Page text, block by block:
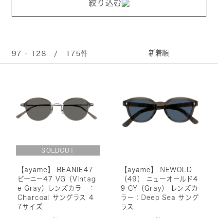
絞り込む
97 - 128 / 175件
【ayame】 BEANIE47
ビーニー47 VG（Vintag
e Gray）レンズカラー：
Charcoal サングラス 4
7サイズ
【ayame】 NEWOLD
（49） ニューオールド4
9 GY（Gray） レンズカ
ラー：Deep Sea サング
ラス